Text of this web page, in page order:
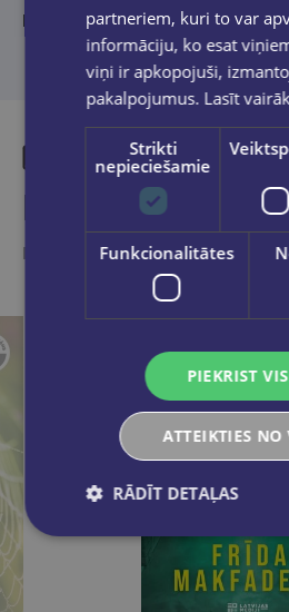
No vācu valodas tulkojusi Sinda
Līdzīgas preces
Ieskaties, varbūt noder
partneriem, kuri to var
informāciju, ko esat
viņi ir apkopojuši,
pakalpojumus. Lasīt vairāk
Strikti
nepieciešamie
Funkcionalitātes
PIEKRIST
ATTEIKTIES NO
RĀDĪT DETAĻAS